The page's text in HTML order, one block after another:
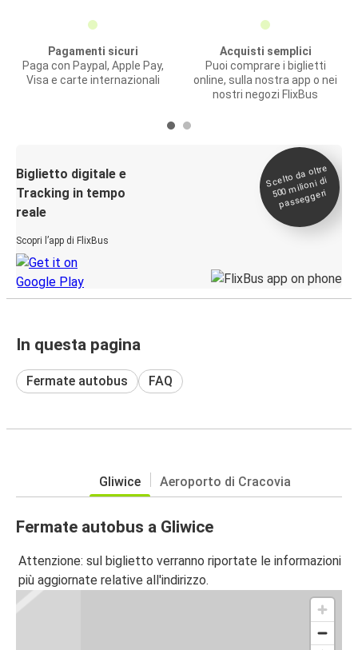
Pagamenti sicuri
Paga con Paypal, Apple Pay,
Visa e carte internazionali
Acquisti semplici
Puoi comprare i biglietti
online, sulla nostra app o nei
nostri negozi FlixBus
Biglietto digitale e
Tracking in tempo
reale
Scopri l’app di FlixBus
Scelto da oltre
500
milioni di
passeggeri
In questa pagina
Fermate autobus FAQ
Gliwice Aeroporto di Cracovia
Fermate autobus a Gliwice
Attenzione: sul biglietto verranno riportate le informazioni
più aggiornate relative all'indirizzo.